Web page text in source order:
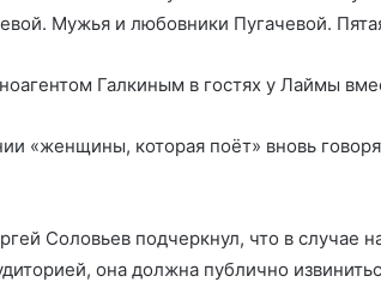
Галкиным в гостях у Лаймы
«женщины, которая поёт» вновь
Соловьев подчеркнул, что в случае
она должна публично